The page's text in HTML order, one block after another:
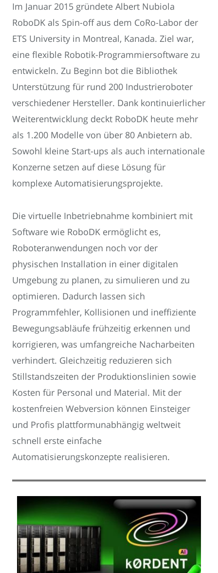
Im Januar 2015 gründete Albert Nubiola
RoboDK als Spin-off aus dem CoRo-Labor der
ETS University in Montreal, Kanada. Ziel war,
eine flexible Robotik-Programmiersoftware zu
entwickeln. Zu Beginn bot die Bibliothek
Unterstützung für rund 200 Industrieroboter
verschiedener Hersteller. Dank kontinuierlicher
Weiterentwicklung deckt RoboDK heute mehr
als 1.200 Modelle von über 80 Anbietern ab.
Sowohl kleine Start-ups als auch internationale
Konzerne setzen auf diese Lösung für
komplexe Automatisierungsprojekte.
Die virtuelle Inbetriebnahme kombiniert mit
Software wie RoboDK ermöglicht es,
Roboteranwendungen noch vor der
physischen Installation in einer digitalen
Umgebung zu planen, zu simulieren und zu
optimieren. Dadurch lassen sich
Programmfehler, Kollisionen und ineffiziente
Bewegungsabläufe frühzeitig erkennen und
korrigieren, was umfangreiche Nacharbeiten
verhindert. Gleichzeitig reduzieren sich
Stillstandszeiten der Produktionslinien sowie
Kosten für Personal und Material. Mit der
kostenfreien Webversion können Einsteiger
und Profis plattformunabhängig weltweit
schnell erste einfache
Automatisierungskonzepte realisieren.